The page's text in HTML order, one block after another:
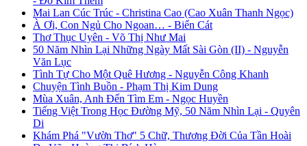
Mai Lan Cúc Trúc - Christina Cao (Cao Xuân Thanh Ngọc)
À Ơi, Con Ngủ Cho Ngoan… - Biển Cát
Thơ Thục Uyên - Võ Thị Như Mai
50 Năm Nhìn Lại Những Ngày Mất Sài Gòn (II) - Nguyễn
Văn Lục
Tình Tự Cho Một Quê Hương - Nguyễn Công Khanh
Chuyện Tình Buồn - Phạm Thị Kim Dung
Mùa Xuân, Anh Đến Tìm Em - Ngọc Huyền
Tiếng Việt Trong Học Đường Mỹ, 50 Năm Nhìn Lại - Quyên
Di
Khám Phá "Vườn Thơ" 5 Chữ, Thương Đời Của Tần Hoài